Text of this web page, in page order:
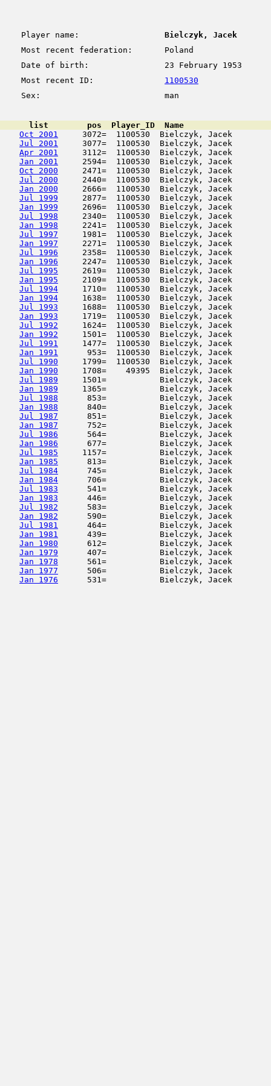
Player name:
Bielczyk, Jacek
Most recent federation:
Poland
Date of birth:
23 February 1953
Most recent ID:
1100530
Sex:
man
list        pos  Player_ID  Name
Oct 2001
3072=  1100530  Bielczyk, Jacek
Jul 2001
3077=  1100530  Bielczyk, Jacek
Apr 2001
3112=  1100530  Bielczyk, Jacek
Jan 2001
2594=  1100530  Bielczyk, Jacek
Oct 2000
2471=  1100530  Bielczyk, Jacek
Jul 2000
2440=  1100530  Bielczyk, Jacek
Jan 2000
2666=  1100530  Bielczyk, Jacek
Jul 1999
2877=  1100530  Bielczyk, Jacek
Jan 1999
2696=  1100530  Bielczyk, Jacek
Jul 1998
2340=  1100530  Bielczyk, Jacek
Jan 1998
2241=  1100530  Bielczyk, Jacek
Jul 1997
1981=  1100530  Bielczyk, Jacek
Jan 1997
2271=  1100530  Bielczyk, Jacek
Jul 1996
2358=  1100530  Bielczyk, Jacek
Jan 1996
2247=  1100530  Bielczyk, Jacek
Jul 1995
2619=  1100530  Bielczyk, Jacek
Jan 1995
2109=  1100530  Bielczyk, Jacek
Jul 1994
1710=  1100530  Bielczyk, Jacek
Jan 1994
1638=  1100530  Bielczyk, Jacek
Jul 1993
1688=  1100530  Bielczyk, Jacek
Jan 1993
1719=  1100530  Bielczyk, Jacek
Jul 1992
1624=  1100530  Bielczyk, Jacek
Jan 1992
1501=  1100530  Bielczyk, Jacek
Jul 1991
1477=  1100530  Bielczyk, Jacek
Jan 1991
953=  1100530  Bielczyk, Jacek
Jul 1990
1799=  1100530  Bielczyk, Jacek
Jan 1990
1708=    49395  Bielczyk, Jacek
Jul 1989
1501=           Bielczyk, Jacek
Jan 1989
1365=           Bielczyk, Jacek
Jul 1988
853=           Bielczyk,
Jan 1988
840=           Bielczyk, Jacek
Jul 1987
851=           Bielczyk, Jacek
Jan 1987
752=           Bielczyk, Jacek
Jul 1986
564=           Bielczyk, Jacek
Jan 1986
677=           Bielczyk, Jacek
Jul 1985
1157=           Bielczyk, Jacek
Jan 1985
813=           Bielczyk, Jacek
Jul 1984
745=           Bielczyk,
Jan 1984
706=           Bielczyk, Jacek
Jul 1983
541=           Bielczyk, Jacek
Jan 1983
446=           Bielczyk, Jacek
Jul 1982
583=           Bielczyk,
Jan 1982
590=           Bielczyk, Jacek
Jul 1981
464=           Bielczyk, Jacek
Jan 1981
439=           Bielczyk, Jacek
Jan 1980
612=           Bielczyk, Jacek
Jan 1979
407=           Bielczyk, Jacek
Jan 1978
561=           Bielczyk, Jacek
Jan 1977
506=           Bielczyk, Jacek
Jan 1976